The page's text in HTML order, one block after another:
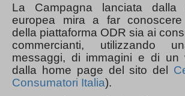
La Campagna lanciata dalla
europea mira a far
della piattaforma ODR sia ai
commercianti, utilizzando
messaggi, di immagini e di un
dalla home page del sito del
Consumatori Italia).